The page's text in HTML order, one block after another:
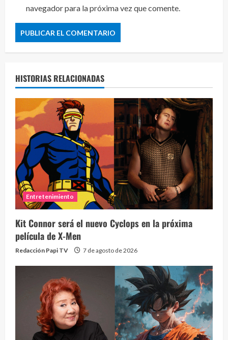
navegador para la próxima vez que comente.
HISTORIAS RELACIONADAS
Entretenimiento
Kit Connor será el nuevo Cyclops en la próxima
película de X-Men
Redacción Papi TV 7 de agosto de 2026